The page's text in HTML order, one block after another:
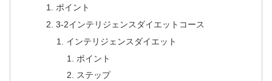
ポイント
3-2インテリジェンスダイエットコース
インテリジェンスダイエット
ポイント
ステップ